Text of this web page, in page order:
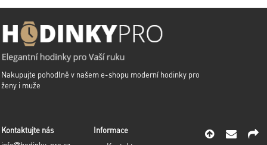
Nakupujte pohodlně v našem e-shopu moderní hodinky pro
ženy i muže
Kontaktujte nás
Informace